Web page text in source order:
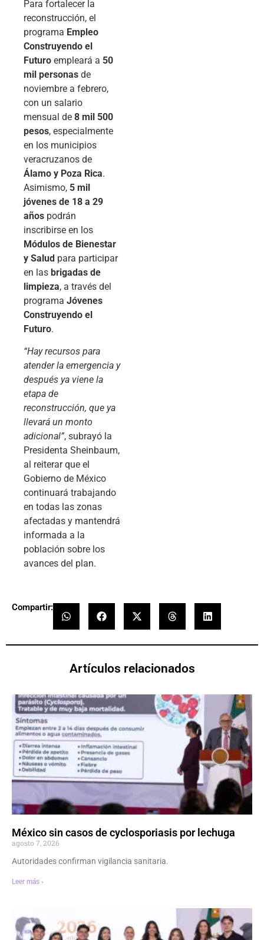
Para fortalecer la
reconstrucción, el
programa Empleo
Construyendo el
Futuro empleará a 50
mil personas de
noviembre a febrero,
con un salario
mensual de 8 mil 500
pesos, especialmente
en los municipios
veracruzanos de
Álamo y Poza Rica.
Asimismo, 5 mil
jóvenes de 18 a 29
años podrán
inscribirse en los
Módulos de Bienestar
y Salud para participar
en las brigadas de
limpieza, a través del
programa Jóvenes
Construyendo el
Futuro.
“Hay recursos para
atender la emergencia y
después ya viene la
etapa de
reconstrucción, que ya
llevará un monto
adicional”, subrayó la
Presidenta Sheinbaum,
al reiterar que el
Gobierno de México
continuará trabajando
en todas las zonas
afectadas y mantendrá
informada a la
población sobre los
avances del plan.
Compartir:
Artículos relacionados
México sin casos de cyclosporiasis por lechuga
agosto 7, 2026
Autoridades confirman vigilancia sanitaria.
Leer más ›